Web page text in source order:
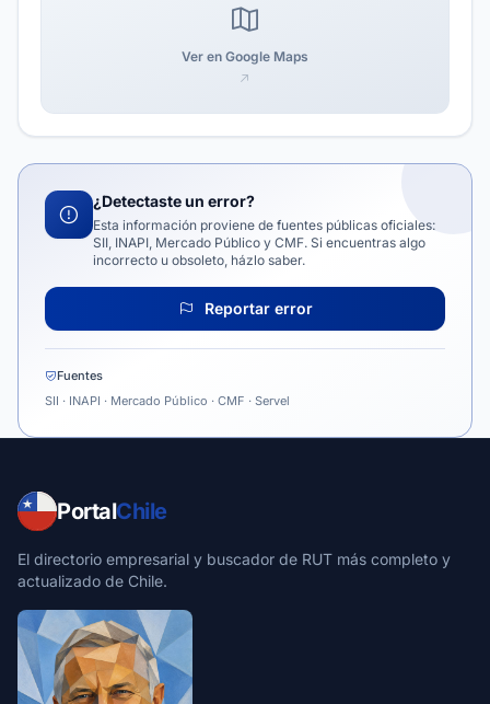
Ver en Google Maps
¿Detectaste un error?
Esta información proviene de fuentes públicas oficiales:
SII, INAPI, Mercado Público y CMF. Si encuentras algo
incorrecto u obsoleto, házlo saber.
Reportar error
Fuentes
SII · INAPI · Mercado Público · CMF · Servel
PortalChile
El directorio empresarial y buscador de RUT más completo y
actualizado de Chile.